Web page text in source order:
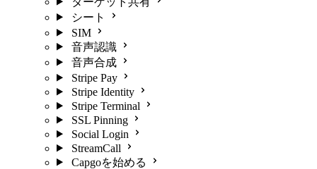
シート
SIM
音声認識
音声合成
Stripe Pay
Stripe Identity
Stripe Terminal
SSL Pinning
Social Login
StreamCall
Capgoを始める